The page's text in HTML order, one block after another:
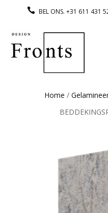
BEL ONS. +31 611 431
Home /